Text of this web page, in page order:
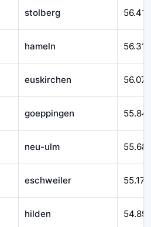
stolberg 56.414
hameln 56.310
euskirchen 56.077
goeppingen
neu-ulm
eschweiler 55.171
hilden